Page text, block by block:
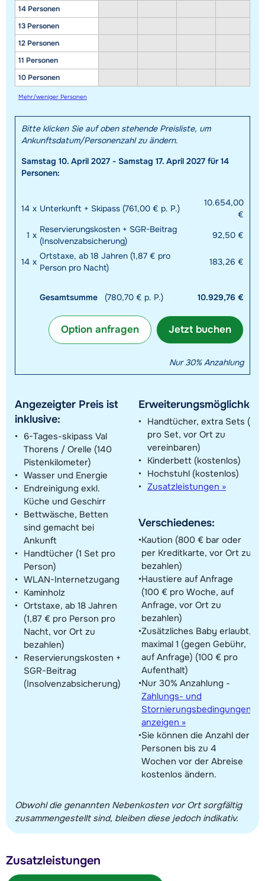
14 Personen
13 Personen
12 Personen
11 Personen
10 Personen
Mehr/weniger Personen
Bitte klicken Sie auf oben stehende Preisliste, um
Ankunftsdatum/Personenzahl zu ändern.
Samstag 10. April 2027 - Samstag 17. April 2027 für 14
Personen:
14 x Unterkunft + Skipass (761,00 € p. P.)
10.654,00
€
1 x
Reservierungskosten + SGR-Beitrag
(Insolvenzabsicherung)
92,50 €
14 x
Ortstaxe, ab 18 Jahren (1,87 € pro
Person pro Nacht)
183,26 €
Gesamtsumme (780,70 € p. P.) 10.929,76 €
Jetzt buchen
Option anfragen
Nur 30% Anzahlung
Angezeigter Preis ist
inklusive:
6-Tages-skipass Val
Thorens / Orelle (140
Pistenkilometer)
Wasser und Energie
Endreinigung exkl.
Küche und Geschirr
Bettwäsche, Betten
sind gemacht bei
Ankunft
Handtücher (1 Set pro
Person)
WLAN-Internetzugang
Kaminholz
Ortstaxe, ab 18 Jahren
(1,87 € pro Person pro
Nacht, vor Ort zu
bezahlen)
Reservierungskosten +
SGR-Beitrag
(Insolvenzabsicherung)
Handtücher, extra Sets (8 €
pro Set, vor Ort zu
vereinbaren)
Kinderbett (kostenlos)
Hochstuhl (kostenlos)
Zusatzleistungen »
Verschiedenes:
Kaution (800 € bar oder
per Kreditkarte, vor Ort zu
bezahlen)
Haustiere auf Anfrage
(100 € pro Woche, auf
Anfrage, vor Ort zu
bezahlen)
Zusätzliches Baby erlaubt,
maximal 1 (gegen Gebühr,
auf Anfrage) (100 € pro
Aufenthalt)
Nur 30% Anzahlung -
Zahlungs- und
Stornierungsbedingungen
anzeigen »
Sie können die Anzahl der
Personen bis zu 4
Wochen vor der Abreise
kostenlos ändern.
Obwohl die genannten Nebenkosten vor Ort sorgfältig
zusammengestellt sind, bleiben diese jedoch indikativ.
Zusatzleistungen